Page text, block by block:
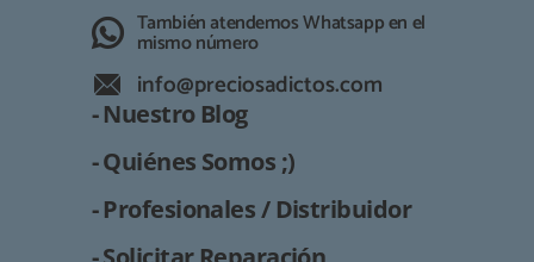
También atendemos Whatsapp en el
mismo número
info@preciosadictos.com
- Nuestro Blog
- Quiénes Somos ;)
- Profesionales / Distribuidor